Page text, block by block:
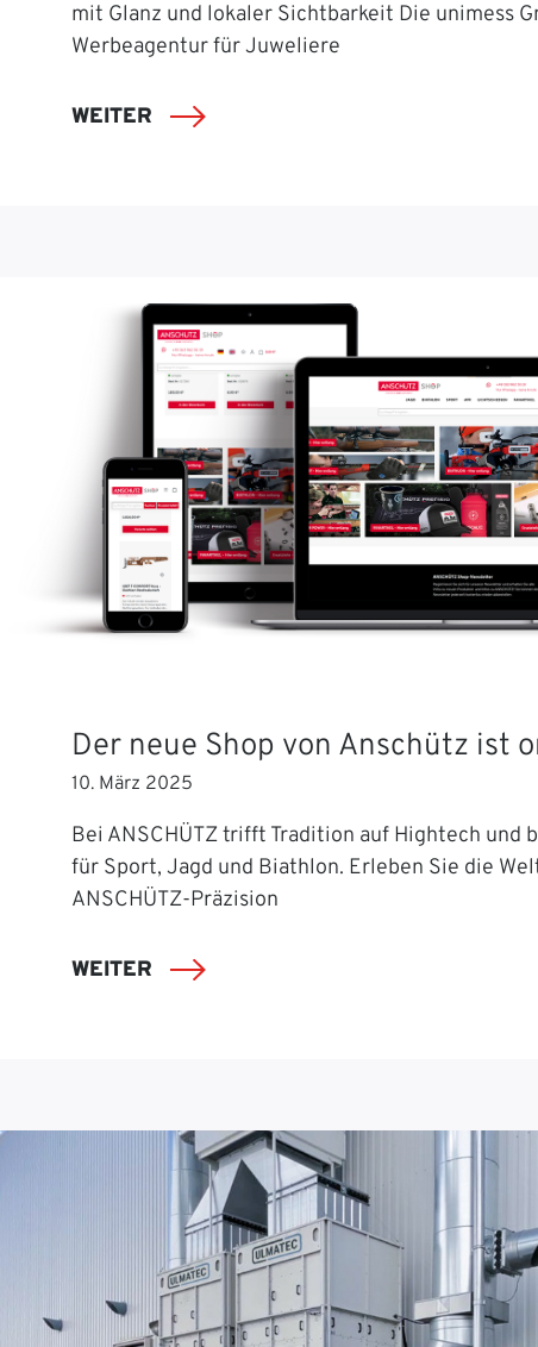
mit Glanz und lokaler Sichtbarkeit Die unimess
Werbeagentur für Juweliere
WEITER
Der neue Shop von Anschütz ist
10. März 2025
Bei ANSCHÜTZ trifft Tradition auf Hightech und
für Sport, Jagd und Biathlon. Erleben Sie die
ANSCHÜTZ-Präzision
WEITER